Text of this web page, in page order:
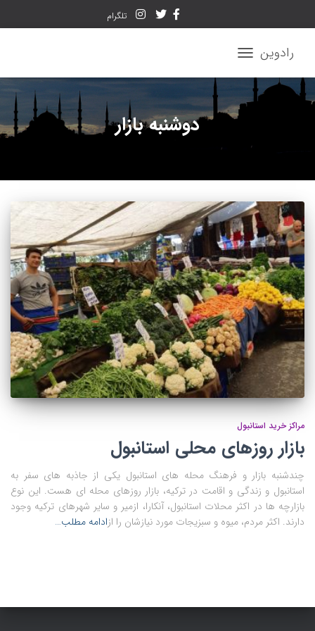
تلگرام
رادوین
ناوبری
دوشنبه بازار
مراکز خرید استانبول
بازار روزهای محلی استانبول
چندشنبه بازار و فرهنگ محله های استانبول یکی از جاذبه های سفر به
استانبول و زندگی و اقامت در ترکیه، بازار روزهای محله ای هست. این نوع
بازارچه ها در اکثر محلات استانبول، آنکارا، ازمیر و سایر شهرهای ترکیه وجود
دارند. اکثر مردم، میوه و سبزیجات مورد نیازشان را ازادامه مطلب…